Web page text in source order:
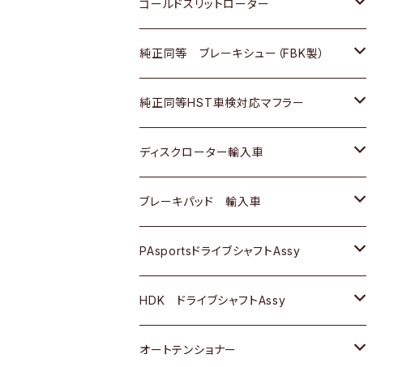
ＢＭＷ
三菱
スバル
マツダ
三菱
スバル
いすゞ
ダイハツ
マツダ
三菱
スバル
ＢＥＮＺ
日産
ダイハツ
マツダ
三菱
スバル
日産
いすゞ
ダイハツ
マツダ
三菱
スバル
ホンダ
スズキ
日産
ダイハツ
マツダ
三菱
スバル
ゴールドスリットローター
トヨタ
ホンダ
スズキ
日産
ダイハツ
マツダ
三菱
純正同等 ブレーキシュー（FBK製）
ホンダ
スズキ
日産
ダイハツ
マツダ
三菱
純正同等HST車検対応マフラー
トヨタ
ホンダ
スズキ
日産
いすゞ
ディスクローター輸入車
ＡＵＤＩ
ＢＥＮＺ
ＢＭＷ
GOLF
ブレーキパッド 輸入車
ＢＥＮＺ
ＢＭＷ
ＷＡＧＥＮ
PAsportsドライブシャフトAssy
トヨタ
ホンダ
HDK ドライブシャフトAssy
スズキ
オートテンショナー